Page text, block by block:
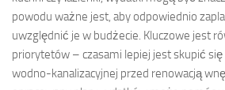
powodu ważne jest, aby odpowiednio
uwzględnić je w budżecie. Kluczowe jest
priorytetów – czasami lepiej jest skupić się
wodno-kanalizacyjnej przed renowacją